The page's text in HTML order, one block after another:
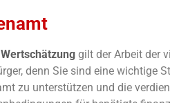
Wertschätzung gilt der Arbeit der
denn Sie sind eine wichtige
zu unterstützen und die